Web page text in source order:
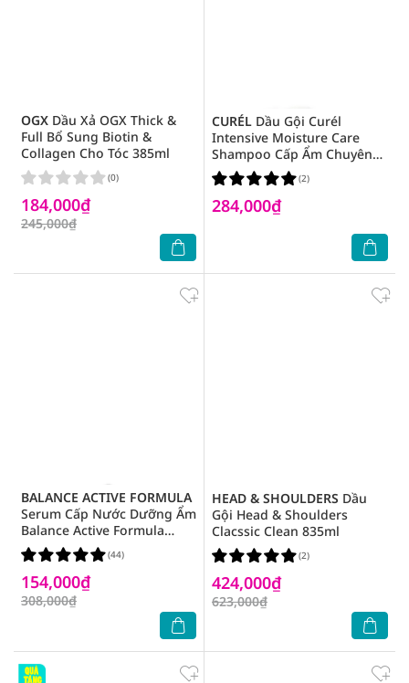
OGX Dầu Xả OGX Thick &
Full Bổ Sung Biotin &
Collagen Cho Tóc 385ml
184,000₫
245,000₫
(0)
CURÉL Dầu Gội Curél
Intensive Moisture Care
Shampoo Cấp Ẩm Chuyên
Sâu Cho Da Đầu Khô Và
Nhạy Cảm 420ml
284,000₫
(2)
BALANCE ACTIVE FORMULA
Serum Cấp Nước Dưỡng Ẩm
Balance Active Formula
30ml
154,000₫
308,000₫
(44)
HEAD & SHOULDERS Dầu
Gội Head & Shoulders
Clacssic Clean 835ml
424,000₫
623,000₫
(2)